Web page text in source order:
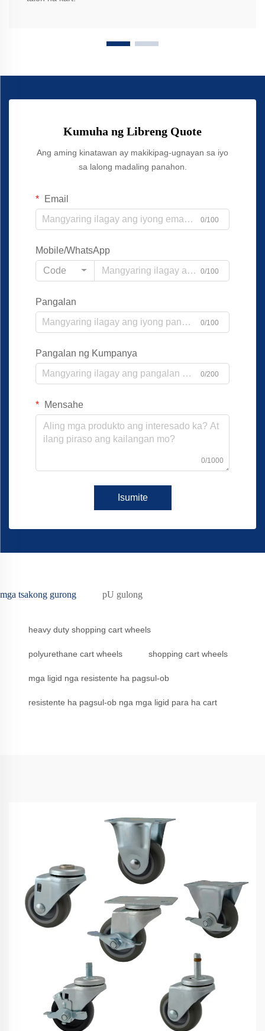
Kumuha ng Libreng Quote
Ang aming kinatawan ay makikipag-ugnayan sa iyo
sa lalong madaling panahon.
Email
0/100
Mobile/WhatsApp
Code
0/100
Pangalan
0/100
Pangalan ng Kumpanya
0/200
Mensahe
0/1000
Isumite
mga tsakong gurong pU gulong
heavy duty shopping cart wheels
polyurethane cart wheels shopping cart wheels
mga ligid nga resistente ha pagsul-ob
resistente ha pagsul-ob nga mga ligid para ha cart